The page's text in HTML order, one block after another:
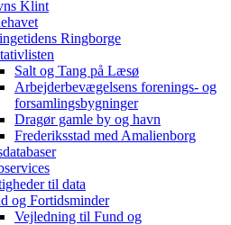
Klint
Ringborge
Salt og Tang på Læsø
Arbejderbevægelsens forenings- og
forsamlingsbygninger
Dragør gamle by og havn
Frederiksstad med Amalienborg
til data
og Fortidsminder
Vejledning til Fund og